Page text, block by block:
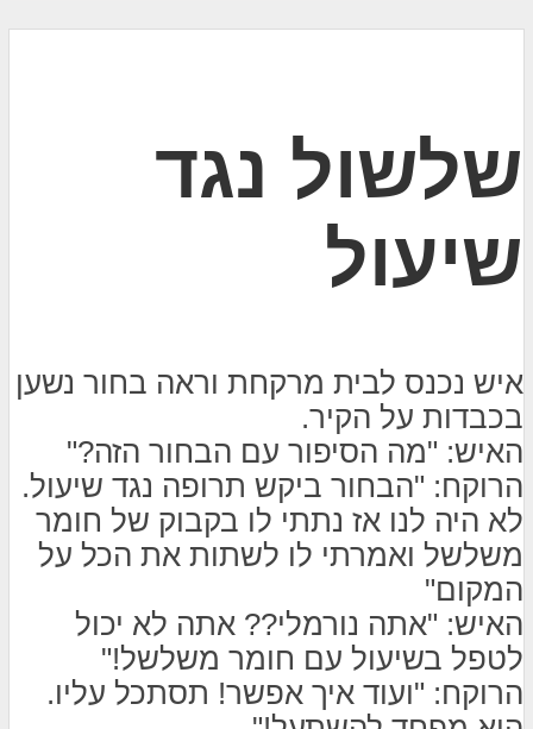
שלשול נגד
שיעול
איש נכנס לבית מרקחת וראה בחור נשען
בכבדות על הקיר.
האיש: "מה הסיפור עם הבחור הזה?"
הרוקח: "הבחור ביקש תרופה נגד שיעול.
לא היה לנו אז נתתי לו בקבוק של חומר
משלשל ואמרתי לו לשתות את הכל על
המקום"
האיש: "אתה נורמלי?? אתה לא יכול
לטפל בשיעול עם חומר משלשל!"
הרוקח: "ועוד איך אפשר! תסתכל עליו.